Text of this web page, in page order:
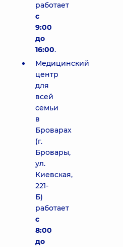
работает
с
9:00
до
16:00.
Медицинский
центр
для
всей
семьи
в
Броварах
(г.
Бровары,
ул.
Киевская,
221-
Б)
работает
с
8:00
до